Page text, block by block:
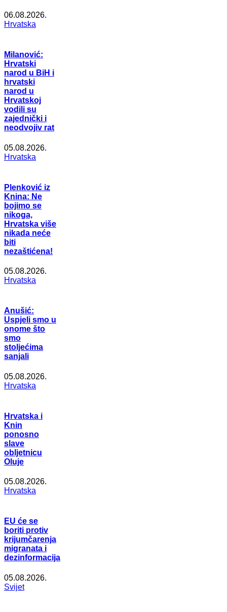
06.08.2026.
Hrvatska
Milanović:
Hrvatski
narod u BiH i
hrvatski
narod u
Hrvatskoj
vodili su
zajednički i
neodvojiv rat
05.08.2026.
Hrvatska
Plenković iz
Knina: Ne
bojimo se
nikoga,
Hrvatska više
nikada neće
biti
nezaštićena!
05.08.2026.
Hrvatska
Anušić:
Uspjeli smo u
onome što
smo
stoljećima
sanjali
05.08.2026.
Hrvatska
Hrvatska i
Knin
ponosno
slave
obljetnicu
Oluje
05.08.2026.
Hrvatska
EU će se
boriti protiv
krijumčarenja
migranata i
dezinformacija
05.08.2026.
Svijet